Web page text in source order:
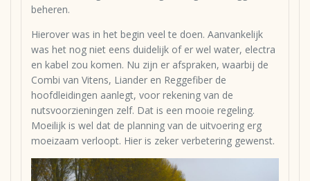
beheren.
Hierover was in het begin veel te doen. Aanvankelijk
was het nog niet eens duidelijk of er wel water, electra
en kabel zou komen. Nu zijn er afspraken, waarbij de
Combi van Vitens, Liander en Reggefiber de
hoofdleidingen aanlegt, voor rekening van de
nutsvoorzieningen zelf. Dat is een mooie regeling.
Moeilijk is wel dat de planning van de uitvoering erg
moeizaam verloopt. Hier is zeker verbetering gewenst.